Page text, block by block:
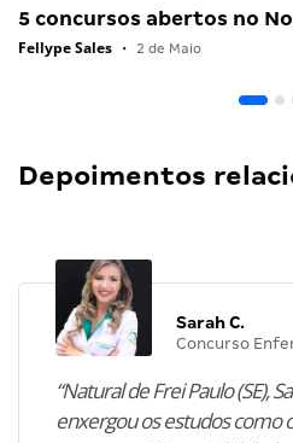
5 concursos abertos no
Fellype Sales • 2 de Maio
Depoimentos
Sarah C.
Concurso
“Natural de Frei Paulo (SE),
enxergou os estudos como